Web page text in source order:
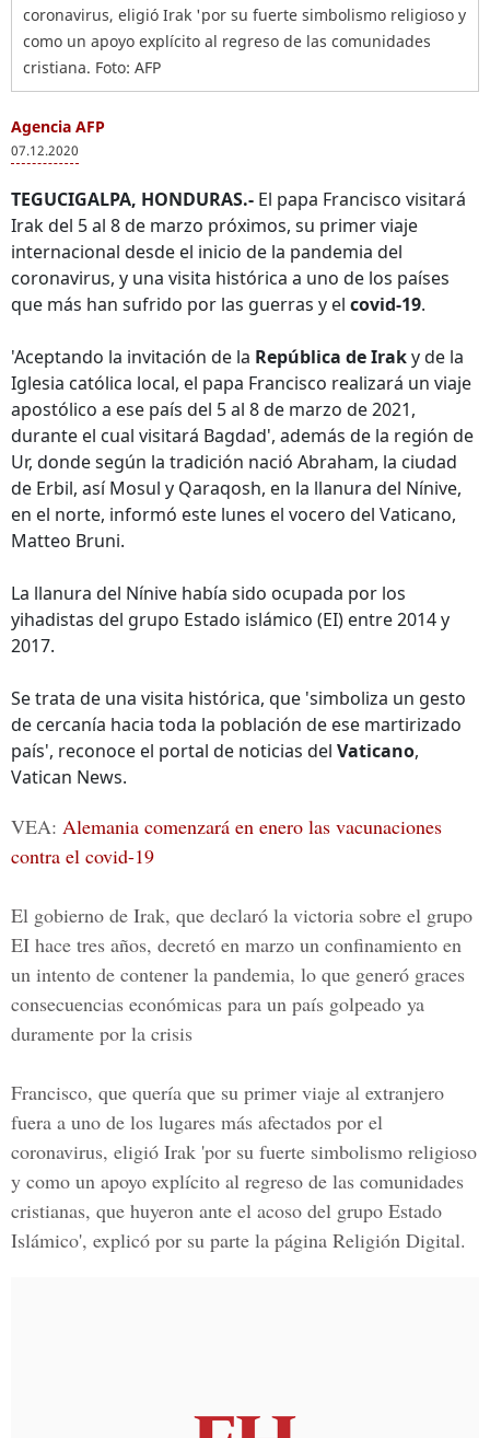
coronavirus, eligió Irak 'por su fuerte simbolismo religioso y
como un apoyo explícito al regreso de las comunidades
cristiana. Foto: AFP
Agencia AFP
07.12.2020
TEGUCIGALPA, HONDURAS.- El papa Francisco visitará
Irak del 5 al 8 de marzo próximos, su primer viaje
internacional desde el inicio de la pandemia del
coronavirus, y una visita histórica a uno de los países
que más han sufrido por las guerras y el covid-19.
'Aceptando la invitación de la República de Iraky de la
Iglesia católica local, el papa Francisco realizará un viaje
apostólico a ese país del 5 al 8 de marzo de 2021,
durante el cual visitará Bagdad', además de la región de
Ur, donde según la tradición nació Abraham, la ciudad
de Erbil, así Mosul y Qaraqosh, en la llanura del Nínive,
en el norte, informó este lunes el vocero del Vaticano,
Matteo Bruni.
La llanura del Nínive había sido ocupada por los
yihadistas del grupo Estado islámico (EI) entre 2014 y
2017.
Se trata de una visita histórica, que 'simboliza un gesto
de cercanía hacia toda la población de ese martirizado
país', reconoce el portal de noticias del Vaticano,
Vatican News.
VEA: Alemania comenzará en enero las vacunaciones
contra el covid-19
El gobierno de Irak, que declaró la victoria sobre el grupo
EI hace tres años, decretó en marzo un confinamiento en
un intento de contener la pandemia, lo que generó graces
consecuencias económicas para un país golpeado ya
duramente por la crisis
Francisco, que quería que su primer viaje al extranjero
fuera a uno de los lugares más afectados por el
coronavirus, eligió Irak 'por su fuerte simbolismo religioso
y como un apoyo explícito al regreso de las comunidades
cristianas, que huyeron ante el acoso del grupo Estado
Islámico', explicó por su parte la página Religión Digital.